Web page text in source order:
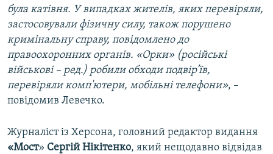
була катівня. У випадках жителів, яких перевіряли,
застосовували фізичну силу, також порушено
кримінальну справу, повідомлено до
правоохоронних органів. «Орки» (російські
військові – ред.) робили обходи подвір’їв,
перевіряли комп'ютери, мобільні телефони», –
повідомив Левечко.
Журналіст із Херсона, головний редактор видання
«Мост» Сергій Нікітенко, який нещодавно відвідав